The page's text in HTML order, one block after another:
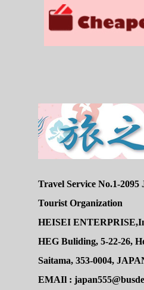
Travel Service No.1-2095
Tourist Organization
HEISEI
HEG Buliding, 5-22-26,
Saitama, 353-0004,
EMAIl :